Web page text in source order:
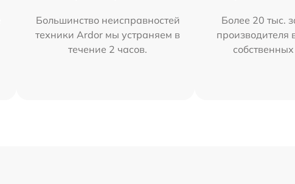
Большинство неисправностей
техники Ardor мы устраняем в
течение 2 часов.
Более 20 тыс.
производителя